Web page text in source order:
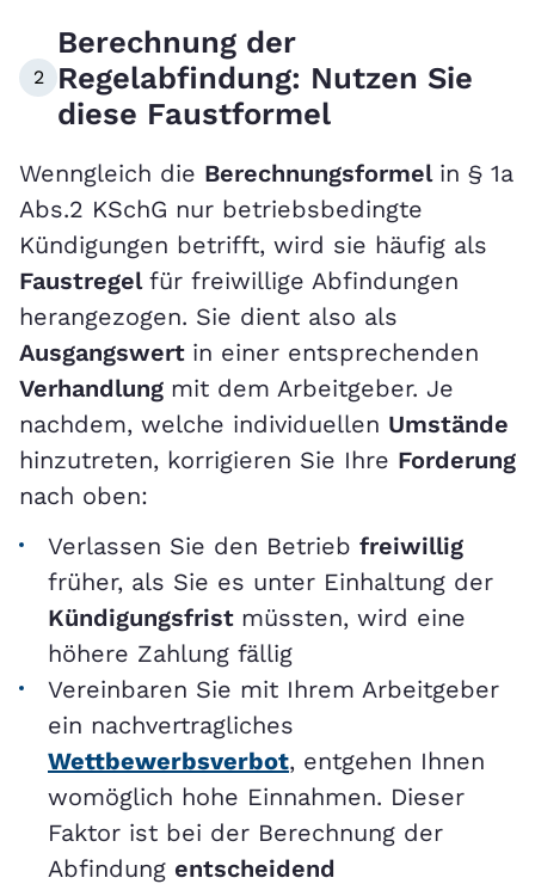
2
Berechnung der
Regelabfindung: Nutzen Sie
diese Faustformel
Wenngleich die Berechnungsformel in § 1a
Abs.2 KSchG nur betriebsbedingte
Kündigungen betrifft, wird sie häufig als
Faustregel für freiwillige Abfindungen
herangezogen. Sie dient also als
Ausgangswert in einer entsprechenden
Verhandlung mit dem Arbeitgeber. Je
nachdem, welche individuellen Umstände
hinzutreten, korrigieren Sie Ihre Forderung
nach oben:
Verlassen Sie den Betrieb freiwillig
früher, als Sie es unter Einhaltung der
Kündigungsfrist müssten, wird eine
höhere Zahlung fällig
Vereinbaren Sie mit Ihrem Arbeitgeber
ein nachvertragliches
Wettbewerbsverbot, entgehen Ihnen
womöglich hohe Einnahmen. Dieser
Faktor ist bei der Berechnung der
Abfindung entscheidend